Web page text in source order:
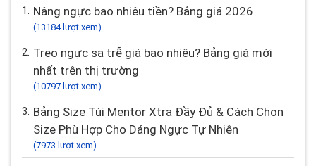
Câu hỏi được xem nhiều nhất
Nâng ngực bao nhiêu tiền? Bảng giá 2026
(13184 lượt xem)
Treo ngực sa trễ giá bao nhiêu? Bảng giá mới
nhất trên thị trường
(10797 lượt xem)